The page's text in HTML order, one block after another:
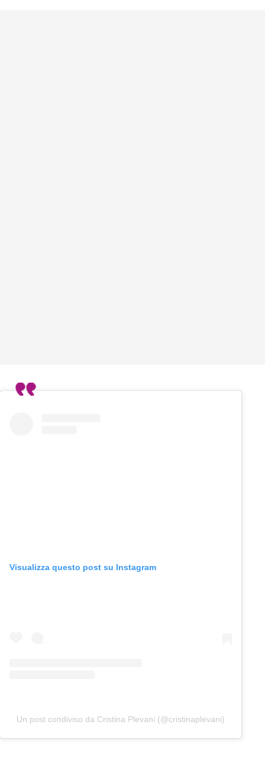
Visualizza questo post su Instagram
Un post condiviso da Cristina Plevani (@cristinaplevani)